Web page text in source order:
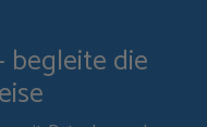
begleite die